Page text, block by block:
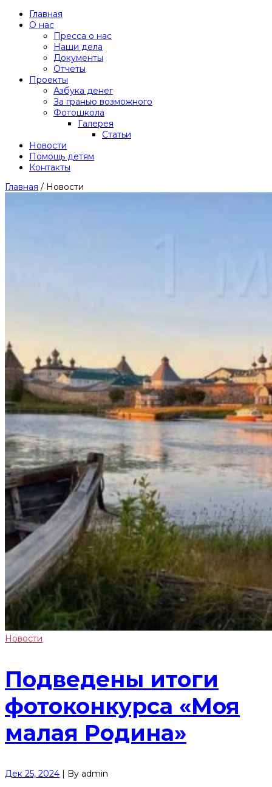
Главная
О нас
Пресса о нас
Наши дела
Документы
Отчеты
Проекты
Азбука денег
За гранью возможного
Фотошкола
Галерея
Статьи
Новости
Помощь детям
Контакты
Главная / Новости
Новости
Подведены итоги
фотоконкурса «Моя
малая Родина»
Дек 25, 2024 | By admin